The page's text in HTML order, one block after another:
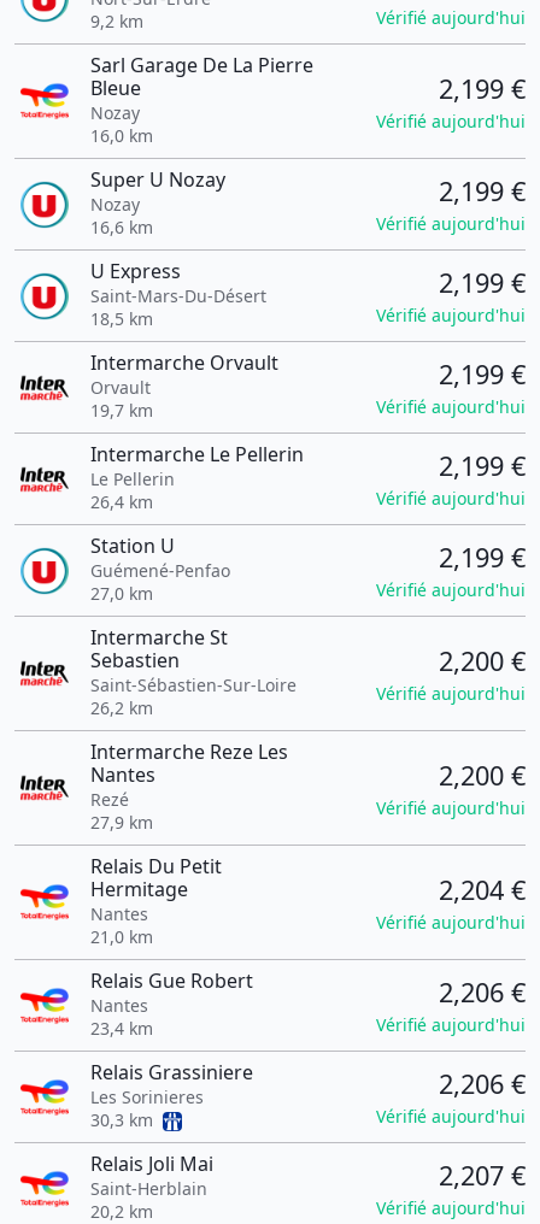
9,2 km
Vérifié aujourd'hui
Sarl Garage De La Pierre
Bleue
Nozay
16,0 km
2,199 €
Vérifié aujourd'hui
Super U Nozay
Nozay
16,6 km
2,199 €
Vérifié aujourd'hui
U Express
Saint-Mars-Du-Désert
18,5 km
2,199 €
Vérifié aujourd'hui
Intermarche Orvault
Orvault
19,7 km
2,199 €
Vérifié aujourd'hui
Intermarche Le Pellerin
Le Pellerin
26,4 km
2,199 €
Vérifié aujourd'hui
Station U
Guémené-Penfao
27,0 km
2,199 €
Vérifié aujourd'hui
Intermarche St
Sebastien
Saint-Sébastien-Sur-Loire
26,2 km
2,200 €
Vérifié aujourd'hui
Intermarche Reze Les
Nantes
Rezé
27,9 km
2,200 €
Vérifié aujourd'hui
Relais Du Petit
Hermitage
Nantes
21,0 km
2,204 €
Vérifié aujourd'hui
Relais Gue Robert
Nantes
23,4 km
2,206 €
Vérifié aujourd'hui
Relais Grassiniere
Les Sorinieres
30,3 km
2,206 €
Vérifié aujourd'hui
Relais Joli Mai
Saint-Herblain
20,2 km
2,207 €
Vérifié aujourd'hui